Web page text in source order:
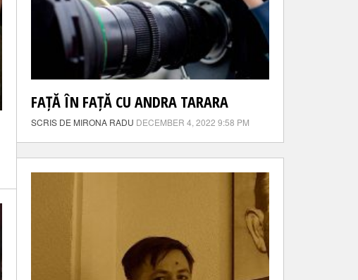
FAȚĂ ÎN FAȚĂ CU ANDRA TARARA
SCRIS DE MIRONA RADU DECEMBER 4, 2022 9:58 PM